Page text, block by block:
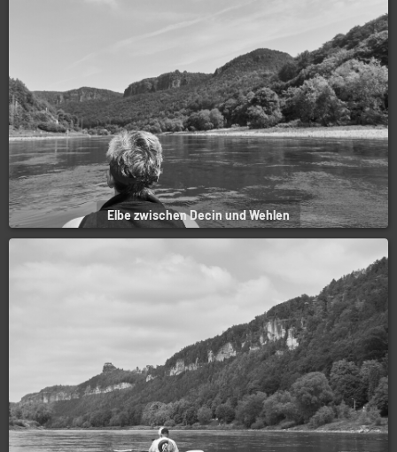
Elbe zwischen Decin und Wehlen